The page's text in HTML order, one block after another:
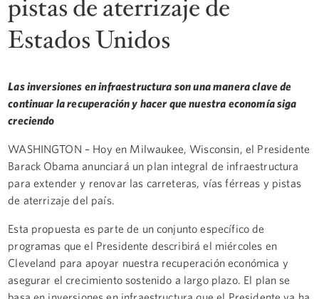
pistas de aterrizaje de
Estados Unidos
Las inversiones en infraestructura son una manera clave de
continuar la recuperación y hacer que nuestra economía siga
creciendo
WASHINGTON – Hoy en Milwaukee, Wisconsin, el Presidente
Barack Obama anunciará un plan integral de infraestructura
para extender y renovar las carreteras, vías férreas y pistas
de aterrizaje del país.
Esta propuesta es parte de un conjunto específico de
programas que el Presidente describirá el miércoles en
Cleveland para apoyar nuestra recuperación económica y
asegurar el crecimiento sostenido a largo plazo. El plan se